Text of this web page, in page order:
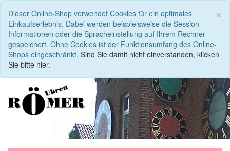
×
Dieser Online-Shop verwendet Cookies für ein optimales
Einkaufserlebnis. Dabei werden beispielsweise die Session-
Informationen oder die Spracheinstellung auf Ihrem Rechner
gespeichert. Ohne Cookies ist der Funktionsumfang des Online-
Shops eingeschränkt. Sind Sie damit nicht einverstanden, klicken
Sie bitte hier.